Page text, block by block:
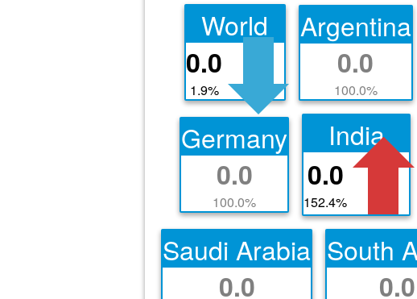
World
0.0
1.9%
Argentina
0.0
100.0%
Germany
0.0
100.0%
India
0.0
152.4%
Saudi Arabia
0.0
South
0.0